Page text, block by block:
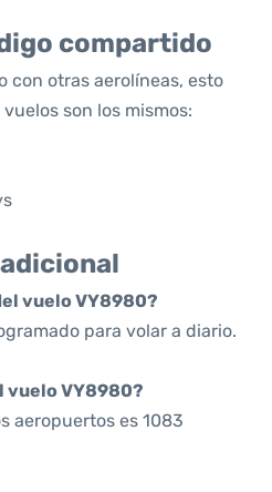
compartido
con otras aerolíneas, esto
son los mismos:
vuelo VY8980?
para volar a diario.
vuelo VY8980?
aeropuertos es 1083